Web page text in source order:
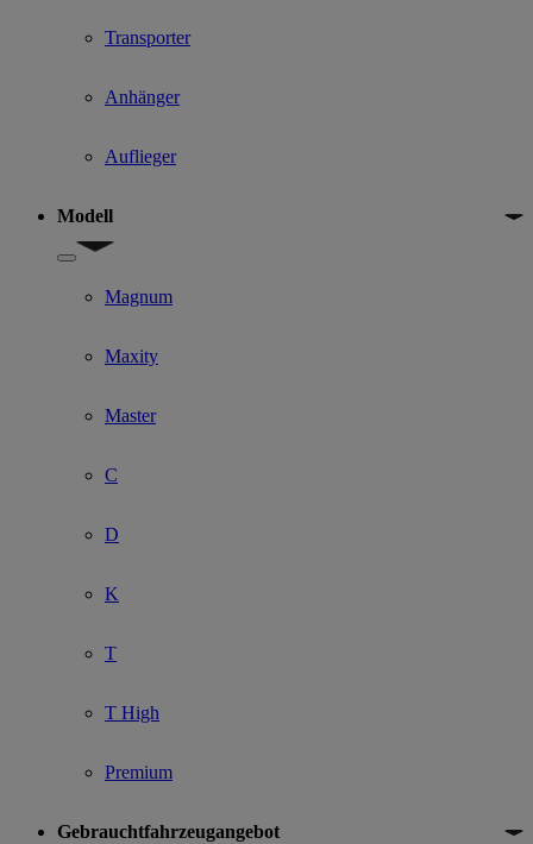
Transporter
Anhänger
Auflieger
Modell
Show submenu for Modell
Magnum
Maxity
Master
C
D
K
T
T High
Premium
Gebrauchtfahrzeugangebot